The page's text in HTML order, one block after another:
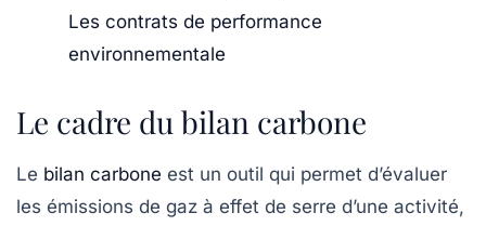
Les contrats de performance
environnementale
Le cadre du bilan carbone
Le bilan carbone est un outil qui permet d’évaluer
les émissions de gaz à effet de serre d’une activité,